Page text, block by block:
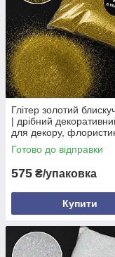
Глітер золотий
| дрібний
для декору,
творчост
Готово до відправки
575 ₴/упаковка
Купити